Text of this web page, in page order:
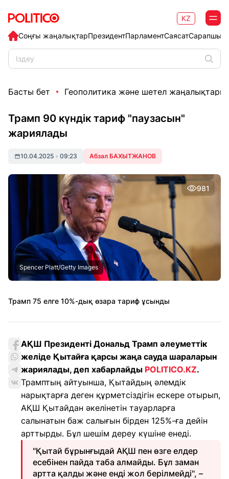
Соңғы жаңалықтарПрезидентПарламентСаясат
KZ
Басты бет Геополитика және шетел жаңалықтары
Трамп 90 күндік тариф "паузаcын"
жариялады
10.04.2025 • 09:23 Абзал БАХЫТЖАНОВ
981
Spencer Platt/Getty Images
Трамп 75 елге 10%-дық өзара тариф ұсынды
АҚШ Президенті Дональд Трамп әлеуметтік
желіде Қытайға қарсы жаңа сауда шараларын
жариялады, деп хабарлайды POLITICO.KZ.
Трамптың айтуынша, Қытайдың әлемдік
нарықтарға деген құрметсіздігін ескере отырып,
АҚШ Қытайдан әкелінетін тауарларға
салынатын баж салығын бірден 125%-ға дейін
арттырды. Бұл шешім дереу күшіне енеді.
"Қытай бұрынғыдай АҚШ пен өзге елдер
есебінен пайда таба алмайды. Бұл заман
артта қалды және енді жол берілмейді", –